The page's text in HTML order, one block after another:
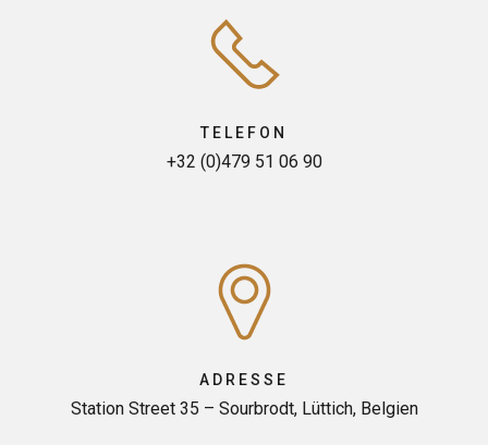
TELEFON
+32 (0)479 51 06 90
ADRESSE
Station Street 35 – Sourbrodt, Lüttich, Belgien